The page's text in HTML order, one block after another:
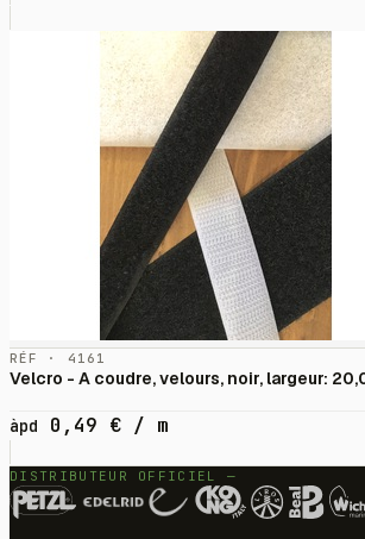
RÉF · 4161
Velcro - A coudre, velours, noir, largeur:
àpd 0,49 € / m
DISTRIBUTEUR OFFICIEL —